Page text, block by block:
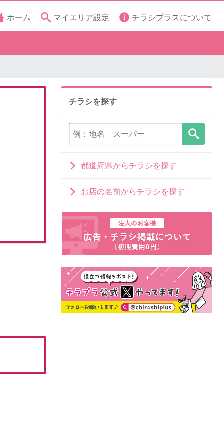
ホーム マイエリア設定 チラシプラスについて
チラシを探す
都道府県からチラシを探す
お店の名前からチラシを探す